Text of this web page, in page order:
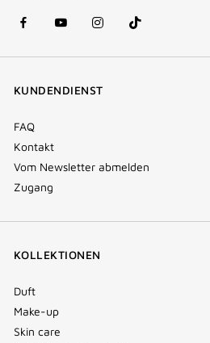
facebook
(new
youtube
(new
instagram
(new
Tik
Tok
KUNDENDIENST
FAQ
Kontakt
Vom Newsletter abmelden
Zugang
KOLLEKTIONEN
Duft
Make-up
Skin care